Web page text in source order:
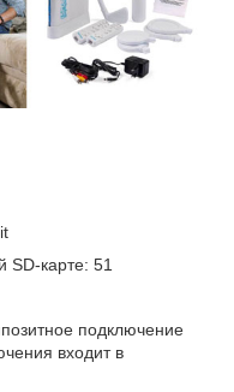
SD-карте: 51
подключение
входит в